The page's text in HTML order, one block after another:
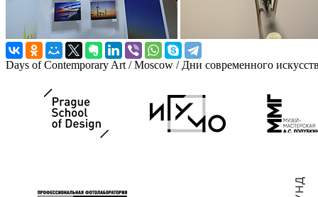
Days of Contemporary Art / Moscow / Дни современного